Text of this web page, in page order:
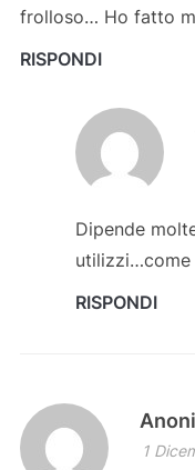
frolloso… Ho fatto
RISPONDI
Dipende
utilizzi…come
RISPONDI
1